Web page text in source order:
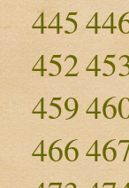
445
452
459
466